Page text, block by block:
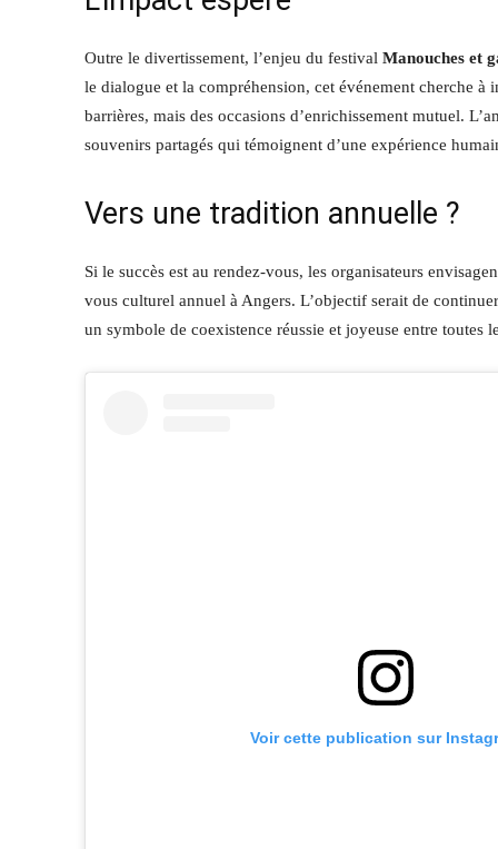
Outre le divertissement, l’enjeu du festival Manouches et
le dialogue et la compréhension, cet événement cherche
barrières, mais des occasions d’enrichissement mutuel.
souvenirs partagés qui témoignent d’une expérience
Vers une tradition annuelle ?
Si le succès est au rendez-vous, les organisateurs
vous culturel annuel à Angers. L’objectif serait de
un symbole de coexistence réussie et joyeuse entre toutes
Voir cette publication sur